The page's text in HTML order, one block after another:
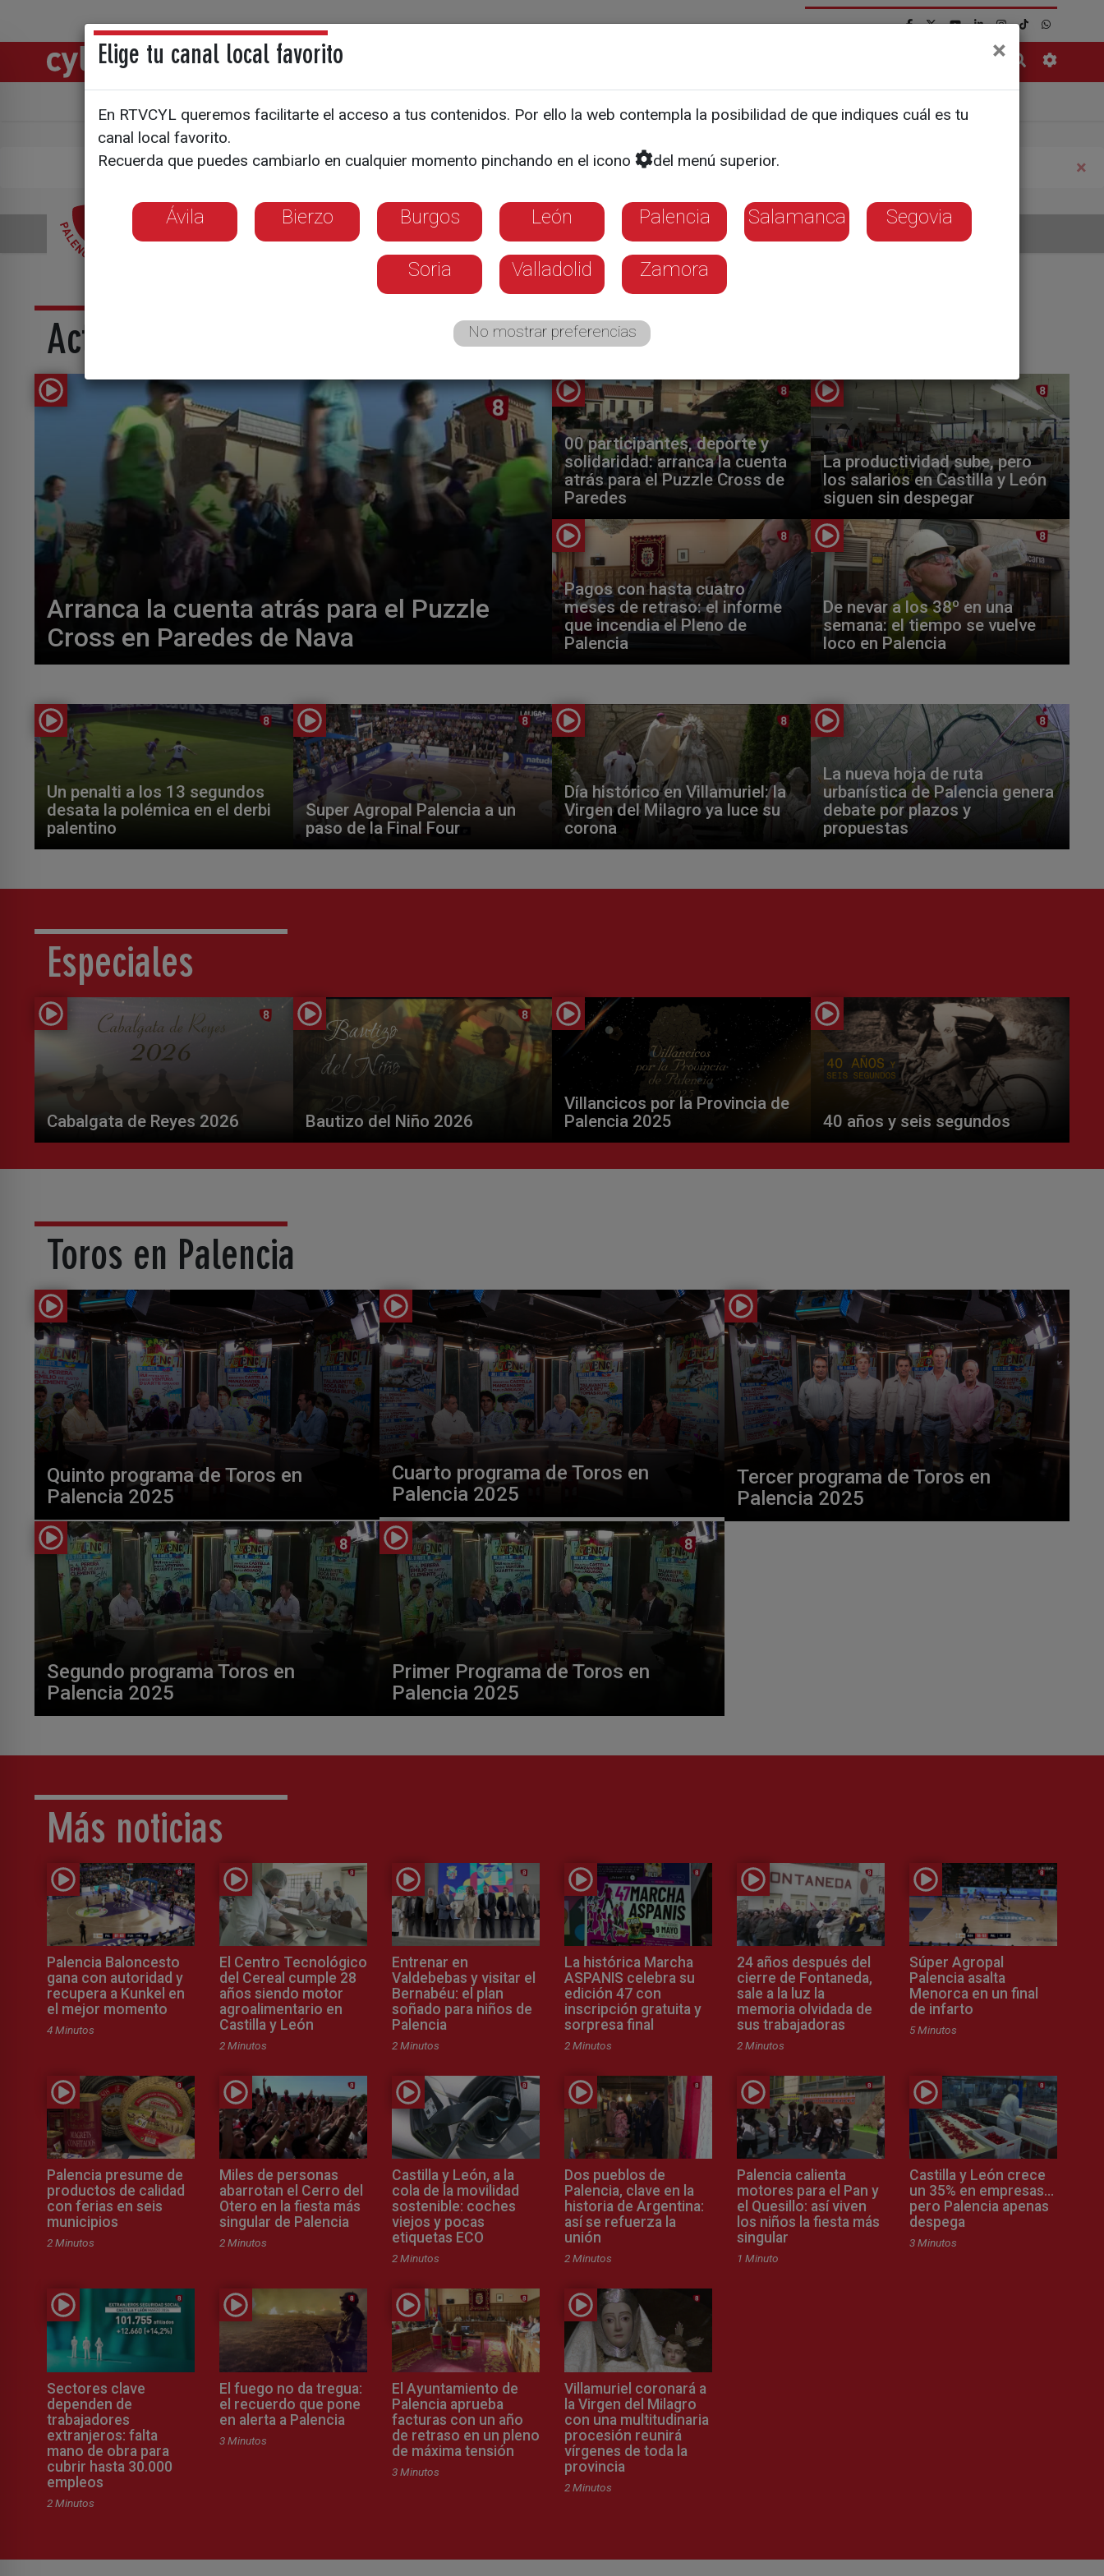
Directos Noticias
Pulsa aquí si deseas establecer La 8 Palenciacomo tu canal local ×
Programas Guía TV Directo
Actualidad La 8 Palencia
Arranca la cuenta atrás para el Puzzle
Cross en Paredes de Nava
00 participantes, deporte y
solidaridad: arranca la cuenta
atrás para el Puzzle Cross de
Paredes
La productividad sube, pero
los salarios en Castilla y León
siguen sin despegar
Pagos con hasta cuatro
meses de retraso: el informe
que incendia el Pleno de
Palencia
De nevar a los 38º en una
semana: el tiempo se vuelve
loco en Palencia
Un penalti a los 13 segundos
desata la polémica en el derbi
palentino
Super Agropal Palencia a un
paso de la Final Four
Día histórico en Villamuriel: la
Virgen del Milagro ya luce su
corona
La nueva hoja de ruta
urbanística de Palencia genera
debate por plazos y
propuestas
Especiales
Cabalgata de Reyes 2026 Bautizo del Niño 2026
Villancicos por la Provincia de
Palencia 2025
40 años y seis segundos
Toros en Palencia
Quinto programa de Toros en
Palencia 2025
Cuarto programa de Toros en
Palencia 2025
Tercer programa de Toros en
Palencia 2025
Segundo programa Toros en
Palencia 2025
Primer Programa de Toros en
Palencia 2025
Más noticias
Palencia Baloncesto
gana con autoridad y
recupera a Kunkel en
el mejor momento
4 Minutos
El Centro Tecnológico
del Cereal cumple 28
años siendo motor
agroalimentario en
Castilla y León
2 Minutos
Entrenar en
Valdebebas y visitar el
Bernabéu: el plan
soñado para niños de
Palencia
2 Minutos
La histórica Marcha
ASPANIS celebra su
edición 47 con
inscripción gratuita y
sorpresa final
2 Minutos
24 años después del
cierre de Fontaneda,
sale a la luz la
memoria olvidada de
sus trabajadoras
2 Minutos
Súper Agropal
Palencia asalta
Menorca en un final
de infarto
5 Minutos
Palencia presume de
productos de calidad
con ferias en seis
municipios
2 Minutos
Miles de personas
abarrotan el Cerro del
Otero en la fiesta más
singular de Palencia
2 Minutos
Castilla y León, a la
cola de la movilidad
sostenible: coches
viejos y pocas
etiquetas ECO
2 Minutos
Dos pueblos de
Palencia, clave en la
historia de Argentina:
así se refuerza la
unión
2 Minutos
Palencia calienta
motores para el Pan y
el Quesillo: así viven
los niños la fiesta más
singular
1 Minuto
Castilla y León crece
un 35% en empresas…
pero Palencia apenas
despega
3 Minutos
Sectores clave
dependen de
trabajadores
extranjeros: falta
mano de obra para
cubrir hasta 30.000
empleos
2 Minutos
El fuego no da tregua:
el recuerdo que pone
en alerta a Palencia
3 Minutos
El Ayuntamiento de
Palencia aprueba
facturas con un año
de retraso en un pleno
de máxima tensión
3 Minutos
Villamuriel coronará a
la Virgen del Milagro
con una multitudinaria
procesión reunirá
vírgenes de toda la
provincia
2 Minutos
Elige tu canal local favorito ×
En RTVCYL queremos facilitarte el acceso a tus contenidos. Por ello la web contempla la posibilidad de que indiques cuál es tu
canal local favorito.
Recuerda que puedes cambiarlo en cualquier momento pinchando en el icono
del menú superior.
Ávila Bierzo Burgos León Palencia Salamanca Segovia
Soria Valladolid Zamora
No mostrar preferencias